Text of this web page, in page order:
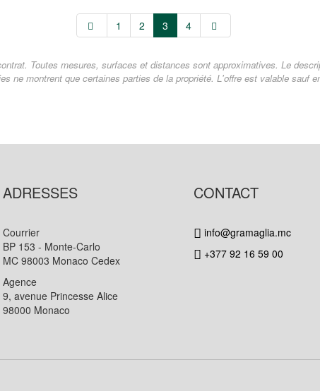
1 2 3 4
Toutes mesures, surfaces et distances sont approximatives. Le
ne montrent que certaines parties de la propriété. L'offre est valable sauf
ADRESSES
Courrier
BP 153 - Monte-Carlo
MC 98003 Monaco Cedex
Agence
9, avenue Princesse Alice
98000 Monaco
CONTACT
info@gramaglia.mc
+377 92 16 59 00